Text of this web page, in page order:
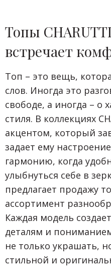
Топы
встречает
Топ – это вещь,
слов. Иногда это
свободе, а иногда – о
стиля. В коллекциях
акцентом, который
задает ему
гармонию, когда
улыбнуться себе в
предлагает продажу
ассортимент
Каждая модель
деталям и
не только украшать,
стильной и